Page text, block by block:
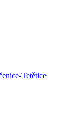
Tetětice